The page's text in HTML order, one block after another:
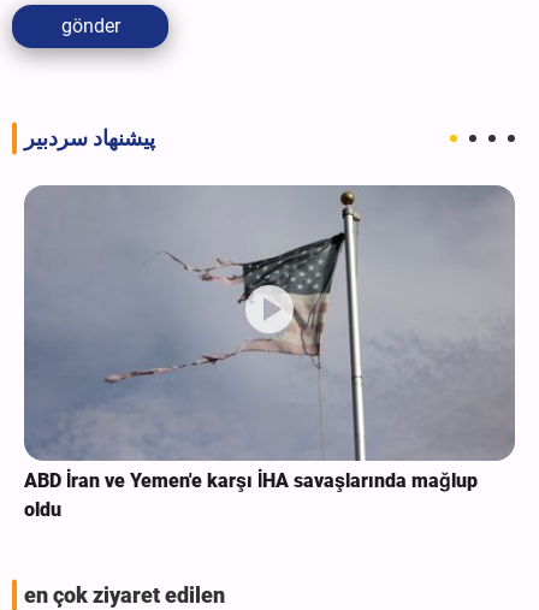
gönder
پیشنهاد سردبیر
ABD İran ve Yemen'e karşı İHA savaşlarında mağlup
oldu
en çok ziyaret edilen